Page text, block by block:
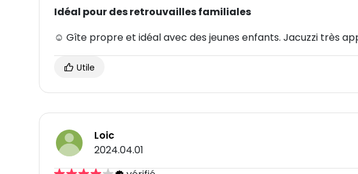
Idéal pour des retrouvailles familiales
☺ Gîte propre et idéal avec des jeunes enfants. Jacuzzi très
Utile
Loic
2024.04.01